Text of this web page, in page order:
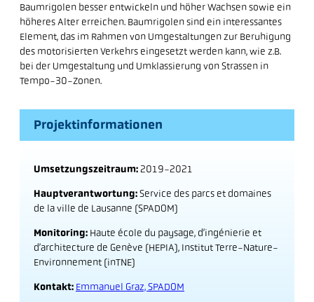
Baumrigolen besser entwickeln und höher Wachsen sowie ein
höheres Alter erreichen. Baumrigolen sind ein interessantes
Element, das im Rahmen von Umgestaltungen zur Beruhigung
des motorisierten Verkehrs eingesetzt werden kann, wie z.B.
bei der Umgestaltung und Umklassierung von Strassen in
Tempo-30-Zonen.
Projektinformationen
Umsetzungszeitraum: 2019-2021
Hauptverantwortung:Service des parcs et domaines
de la ville de Lausanne (SPADOM)
Monitoring: Haute école du paysage, d’ingénierie et
d’architecture de Genève (HEPIA), Institut Terre-Nature-
Environnement (inTNE)
Kontakt: Emmanuel Graz, SPADOM